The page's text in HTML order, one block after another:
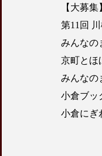
【大募
第11回
みんなの
京町とほ
みんなの
小倉ブッ
小倉にぎ